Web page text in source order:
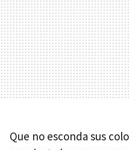
Que no esconda sus